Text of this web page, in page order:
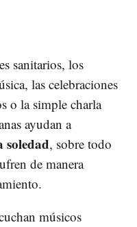
sanitarios, los
las celebraciones
o la simple charla
ayudan a
soledad, sobre todo
de manera
músicos